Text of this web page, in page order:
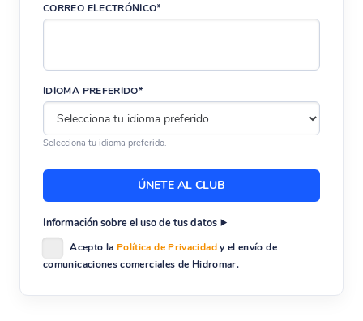
CORREO ELECTRÓNICO*
IDIOMA PREFERIDO*
Selecciona tu idioma preferido.
Información sobre el uso de tus datos
Acepto la Política de Privacidady el envío de
comunicaciones comerciales de Hidromar.